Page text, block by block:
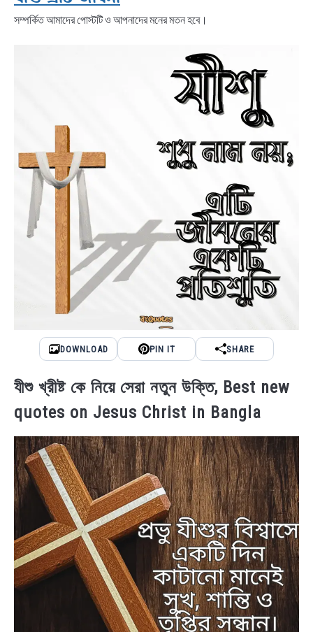
সম্পর্কিত আমাদের পোস্টটি ও আপনাদের মনের মতন হবে।
DOWNLOAD PIN IT SHARE
যীশু খ্রীষ্ট কে নিয়ে সেরা নতুন উক্তি, Best new
quotes on Jesus Christ in Bangla